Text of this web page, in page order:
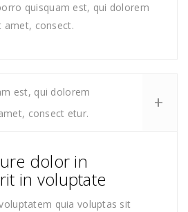
quisquam est, qui dolorem
amet, consect.
est, qui dolorem
consect etur.
dolor in
in voluptate
quia voluptas sit